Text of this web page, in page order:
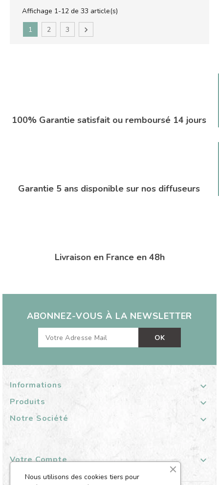
Affichage 1-12 de 33 article(s)
1
2 3 
100% Garantie satisfait ou remboursé 14 jours
Garantie 5 ans disponible sur nos diffuseurs
Livraison en France en 48h
ABONNEZ-VOUS À LA NEWSLETTER
Informations 
Produits 
Notre Société 
Votre Compte 
Nous utilisons des cookies tiers pour